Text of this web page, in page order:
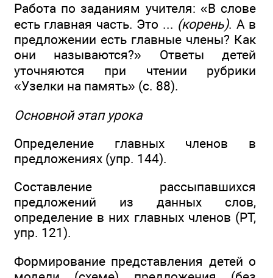
Работа по заданиям учителя: «В слове
есть главная часть. Это ... (корень). А в
предложении есть главные члены? Как
они называются?» Ответы детей
уточняются при чтении рубрики
«Узелки на память» (с. 88).
Основной этап урока
Определение главных членов в
предложениях (упр. 144).
Составление рассыпавшихся
предложений из данных слов,
определение в них главных членов (РТ,
упр. 121).
Формирование представления детей о